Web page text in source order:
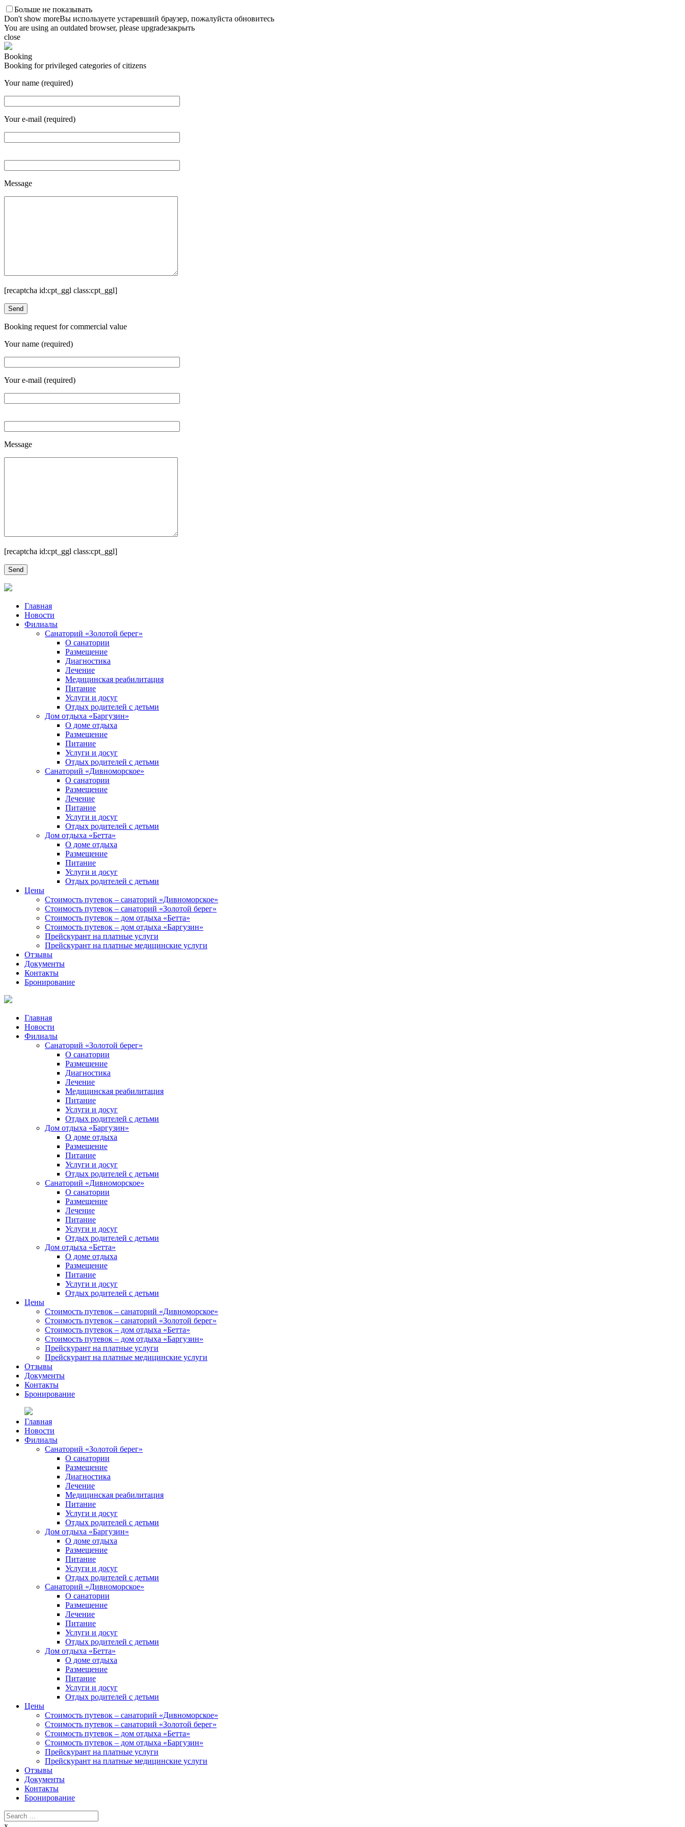
Больше не показывать
Don't show moreВы используете устаревший браузер, пожалуйста обновитесь
You are using an outdated browser, please upgradeзакрыть
close
Booking
Booking for privileged categories of citizens
Your name (required)
Your e-mail (required)
Message
[recaptcha id:cpt_ggl class:cpt_ggl]
Booking request for commercial value
Your name (required)
Your e-mail (required)
Message
[recaptcha id:cpt_ggl class:cpt_ggl]
Главная
Новости
Филиалы
Санаторий «Золотой берег»
О санатории
Размещение
Диагностика
Лечение
Медицинская реабилитация
Питание
Услуги и досуг
Отдых родителей с детьми
Дом отдыха «Баргузин»
О доме отдыха
Размещение
Питание
Услуги и досуг
Отдых родителей с детьми
Санаторий «Дивноморское»
О санатории
Размещение
Лечение
Питание
Услуги и досуг
Отдых родителей с детьми
Дом отдыха «Бетта»
О доме отдыха
Размещение
Питание
Услуги и досуг
Отдых родителей с детьми
Цены
Стоимость путевок – санаторий «Дивноморское»
Стоимость путевок – санаторий «Золотой берег»
Стоимость путевок – дом отдыха «Бетта»
Стоимость путевок – дом отдыха «Баргузин»
Прейскурант на платные услуги
Прейскурант на платные медицинские услуги
Отзывы
Документы
Контакты
Бронирование
Главная
Новости
Филиалы
Санаторий «Золотой берег»
О санатории
Размещение
Диагностика
Лечение
Медицинская реабилитация
Питание
Услуги и досуг
Отдых родителей с детьми
Дом отдыха «Баргузин»
О доме отдыха
Размещение
Питание
Услуги и досуг
Отдых родителей с детьми
Санаторий «Дивноморское»
О санатории
Размещение
Лечение
Питание
Услуги и досуг
Отдых родителей с детьми
Дом отдыха «Бетта»
О доме отдыха
Размещение
Питание
Услуги и досуг
Отдых родителей с детьми
Цены
Стоимость путевок – санаторий «Дивноморское»
Стоимость путевок – санаторий «Золотой берег»
Стоимость путевок – дом отдыха «Бетта»
Стоимость путевок – дом отдыха «Баргузин»
Прейскурант на платные услуги
Прейскурант на платные медицинские услуги
Отзывы
Документы
Контакты
Бронирование
Главная
Новости
Филиалы
Санаторий «Золотой берег»
О санатории
Размещение
Диагностика
Лечение
Медицинская реабилитация
Питание
Услуги и досуг
Отдых родителей с детьми
Дом отдыха «Баргузин»
О доме отдыха
Размещение
Питание
Услуги и досуг
Отдых родителей с детьми
Санаторий «Дивноморское»
О санатории
Размещение
Лечение
Питание
Услуги и досуг
Отдых родителей с детьми
Дом отдыха «Бетта»
О доме отдыха
Размещение
Питание
Услуги и досуг
Отдых родителей с детьми
Цены
Стоимость путевок – санаторий «Дивноморское»
Стоимость путевок – санаторий «Золотой берег»
Стоимость путевок – дом отдыха «Бетта»
Стоимость путевок – дом отдыха «Баргузин»
Прейскурант на платные услуги
Прейскурант на платные медицинские услуги
Отзывы
Документы
Контакты
Бронирование
Search
for: